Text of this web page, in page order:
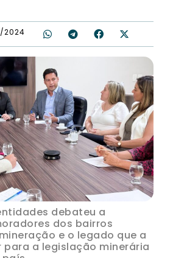
2024
debateu a
dos bairros
e o legado que a
para a legislação minerária